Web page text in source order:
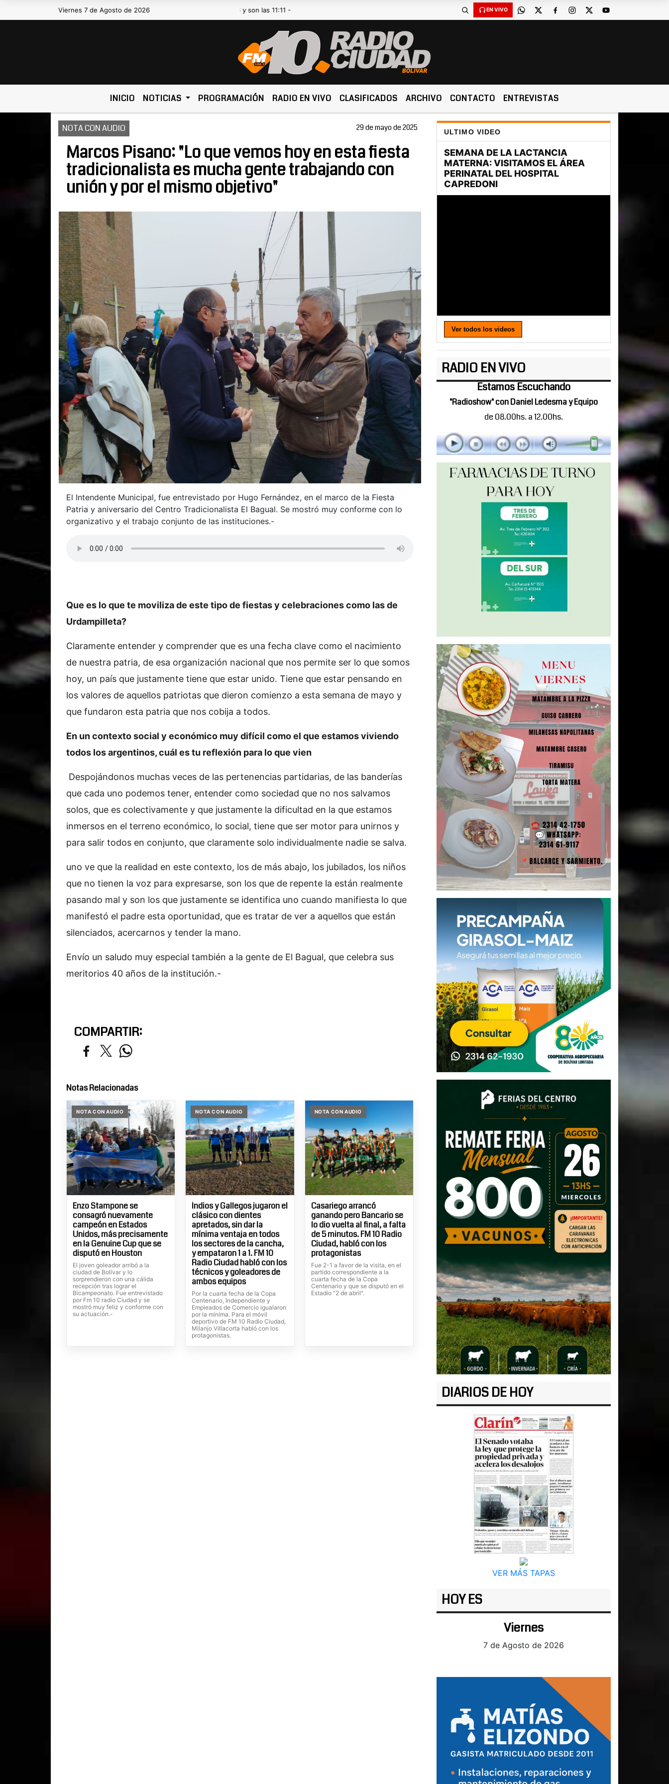
Viernes 7 de Agosto de 2026
Hoy es Viernes 7 de Agosto de 2026 y son las 11:11 - EN VIVO
INICIO NOTICIAS PROGRAMACIÓN RADIO EN VIVO CLASIFICADOS ARCHIVO CONTACTO ENTREVISTAS
NOTA CON AUDIO 29 de mayo de 2025
Marcos Pisano: "Lo que vemos hoy en esta fiesta
tradicionalista es mucha gente trabajando con
unión y por el mismo objetivo"
El Intendente Municipal, fue entrevistado por Hugo Fernández, en el marco de la Fiesta
Patria y aniversario del Centro Tradicionalista El Bagual. Se mostró muy conforme con lo
organizativo y el trabajo conjunto de las instituciones.-
Que es lo que te moviliza de este tipo de fiestas y celebraciones como las de
Urdampilleta?
Claramente entender y comprender que es una fecha clave como el nacimiento
de nuestra patria, de esa organización nacional que nos permite ser lo que somos
hoy, un país que justamente tiene que estar unido. Tiene que estar pensando en
los valores de aquellos patriotas que dieron comienzo a esta semana de mayo y
que fundaron esta patria que nos cobija a todos.
En un contexto social y económico muy difícil como el que estamos viviendo
todos los argentinos, cuál es tu reflexión para lo que vien
Despojándonos muchas veces de las pertenencias partidarias, de las banderías
que cada uno podemos tener, entender como sociedad que no nos salvamos
solos, que es colectivamente y que justamente la dificultad en la que estamos
inmersos en el terreno económico, lo social, tiene que ser motor para unirnos y
para salir todos en conjunto, que claramente solo individualmente nadie se salva.
uno ve que la realidad en este contexto, los de más abajo, los jubilados, los niños
que no tienen la voz para expresarse, son los que de repente la están realmente
pasando mal y son los que justamente se identifica uno cuando manifiesta lo que
manifestó el padre esta oportunidad, que es tratar de ver a aquellos que están
silenciados, acercarnos y tender la mano.
Envío un saludo muy especial también a la gente de El Bagual, que celebra sus
meritorios 40 años de la institución.-
COMPARTIR:
Notas Relacionadas
NOTA CON AUDIO
Enzo Stampone se
consagró nuevamente
campeón en Estados
Unidos, más precisamente
en la Genuine Cup que se
disputó en Houston
El joven goleador arribó a la
ciudad de Bolívar y lo
sorprendieron con una cálida
recepción tras lograr el
Bicampeonato. Fue entrevistado
por Fm 10 radio Ciudad y se
mostró muy feliz y conforme con
su actuación.-
NOTA CON AUDIO
Indios y Gallegos jugaron el
clásico con dientes
apretados, sin dar la
mínima ventaja en todos
los sectores de la cancha,
y empataron 1 a 1. FM 10
Radio Ciudad habló con los
técnicos y goleadores de
ambos equipos
Por la cuarta fecha de la Copa
Centenario, Independiente y
Empleados de Comercio igualaron
por la mínima. Para el móvil
deportivo de FM 10 Radio Ciudad,
Milanjo Villacorta habló con los
protagonistas.
NOTA CON AUDIO
Casariego arrancó
ganando pero Bancario se
lo dio vuelta al final, a falta
de 5 minutos. FM 10 Radio
Ciudad, habló con los
protagonistas
Fue 2-1 a favor de la visita, en el
partido correspondiente a la
cuarta fecha de la Copa
Centenario y que se disputó en el
Estadio "2 de abril".
ULTIMO VIDEO
Ver todos los videos
RADIO EN VIVO
Estamos Escuchando
"Radioshow" con Daniel Ledesma y Equipo
de 08.00hs. a 12.00hs.
DIARIOS DE HOY
VER MÁS TAPAS
HOY ES
Viernes
7 de Agosto de 2026